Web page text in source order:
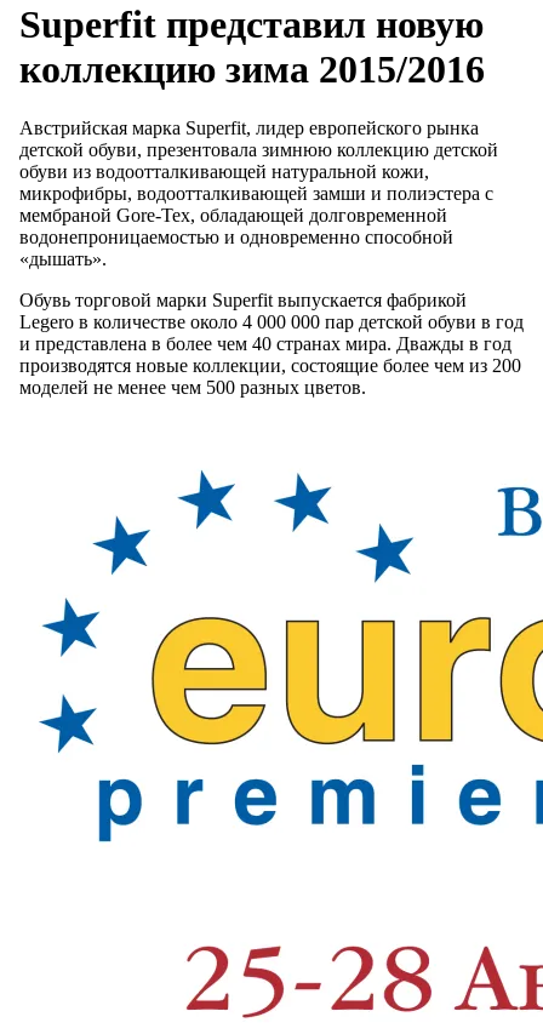
Superfit представил новую
коллекцию зима 2015/2016
Австрийская марка Superfit, лидер европейского рынка
детской обуви, презентовала зимнюю коллекцию детской
обуви из водоотталкивающей натуральной кожи,
микрофибры, водоотталкивающей замши и полиэстера с
мембраной Gore-Tex, обладающей долговременной
водонепроницаемостью и одновременно способной
«дышать».
Обувь торговой марки Superfit выпускается фабрикой
Legero в количестве около 4 000 000 пар детской обуви в год
и представлена в более чем 40 странах мира. Дважды в год
производятся новые коллекции, состоящие более чем из 200
моделей не менее чем 500 разных цветов.